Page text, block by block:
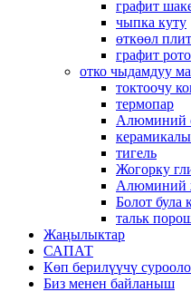
графит
чыпка куту
өткөөл
графит
отко чыдамдуу
токтоочу
термопар
Алюминий
тигель
Жогорку
Алюминий
Болот була
тальк
Жаңылыктар
САПАТ
Көп берилүүчү
Биз менен байланыш